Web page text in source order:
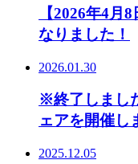
【2026年4月
なりました！
2026.01.30
※終了しまし
ェアを開催し
2025.12.05